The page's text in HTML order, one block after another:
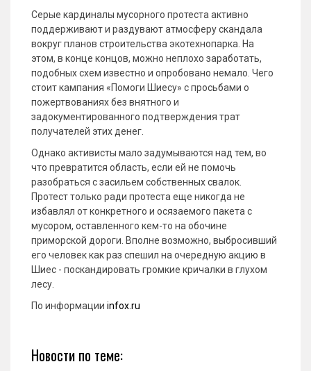
Серые кардиналы мусорного протеста активно
поддерживают и раздувают атмосферу скандала
вокруг планов строительства экотехнопарка. На
этом, в конце концов, можно неплохо заработать,
подобных схем известно и опробовано немало. Чего
стоит кампания «Помоги Шиесу» с просьбами о
пожертвованиях без внятного и
задокументированного подтверждения трат
получателей этих денег.
Однако активисты мало задумываются над тем, во
что превратится область, если ей не помочь
разобраться с засильем собственных свалок.
Протест только ради протеста еще никогда не
избавлял от конкретного и осязаемого пакета с
мусором, оставленного кем-то на обочине
приморской дороги. Вполне возможно, выбросивший
его человек как раз спешил на очередную акцию в
Шиес - поскандировать громкие кричалки в глухом
лесу.
По информации infox.ru
Новости по теме: